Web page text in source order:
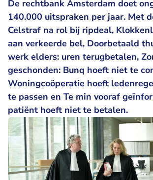
De rechtbank Amsterdam doet
140.000 uitspraken per jaar. Met
Celstraf na rol bij ripdeal,
aan verkeerde bel, Doorbetaald
werk elders: uren terugbetalen,
geschonden: Bunq hoeft niet te
Woningcoöperatie hoeft
te passen en Te min vooraf
patiënt hoeft niet te betalen.